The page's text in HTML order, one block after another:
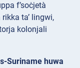
f’soċjetà
ta’ lingwi,
kolоnjali
Suriname huwa